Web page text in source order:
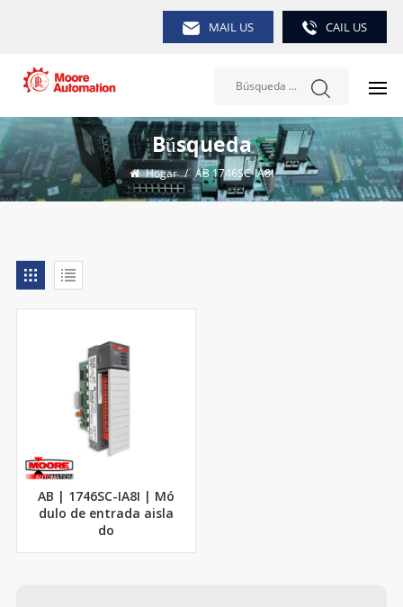
MAIL US CAIL US
Búsqueda
Hogar / AB 1746SC-IA8I
AB | 1746SC-IA8I | Mó
dulo de entrada aisla
do